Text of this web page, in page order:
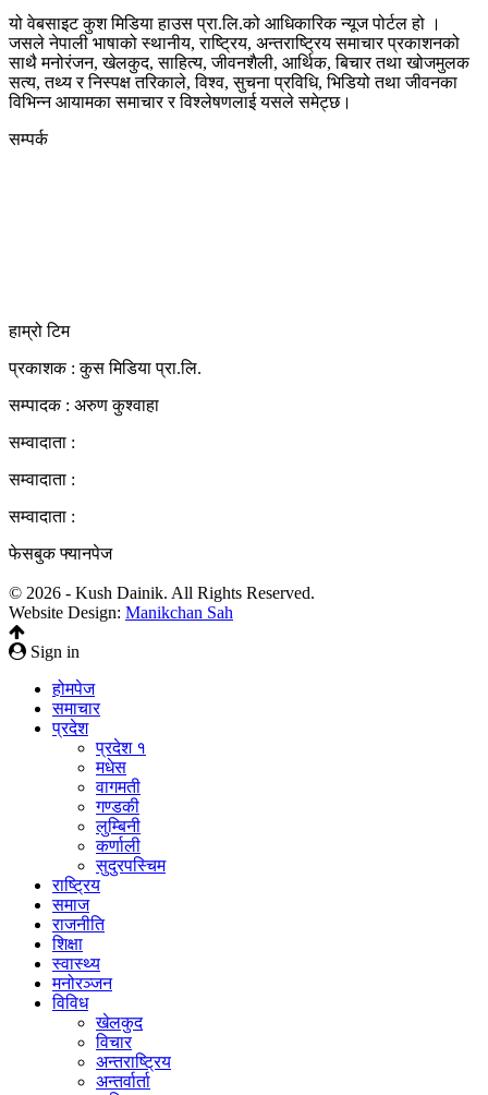
यो वेबसाइट कुश मिडिया हाउस प्रा.लि.को आधिकारिक न्यूज पोर्टल हो ।
जसले नेपाली भाषाको स्थानीय, राष्ट्रिय, अन्तराष्ट्रिय समाचार प्रकाशनको
साथै मनोरंजन, खेलकुद, साहित्य, जीवनशैली, आर्थिक, बिचार तथा खोजमुलक
सत्य, तथ्य र निस्पक्ष तरिकाले, विश्व, सुचना प्रविधि, भिडियो तथा जीवनका
विभिन्न आयामका समाचार र विश्लेषणलाई यसले समेट्छ।
सम्पर्क
हाम्रो टिम
प्रकाशक : कुस मिडिया प्रा‍.लि.
सम्पादक : अरुण कुश्वाहा
सम्वादाता :
सम्वादाता :
सम्वादाता :
फेसबुक फ्यानपेज
© 2026 - Kush Dainik. All Rights Reserved.
Website Design: Manikchan Sah
Sign in
होमपेज
समाचार
प्रदेश
प्रदेश १
मधेस
वागमती
गण्डकी
लुम्बिनी
कर्णाली
सुदुरपस्चिम
राष्ट्रिय
समाज
राजनीति
शिक्षा
स्वास्थ्य
मनोरञ्जन
विविध
खेलकुद
विचार
अन्तराष्ट्रिय
अन्तर्वार्ता